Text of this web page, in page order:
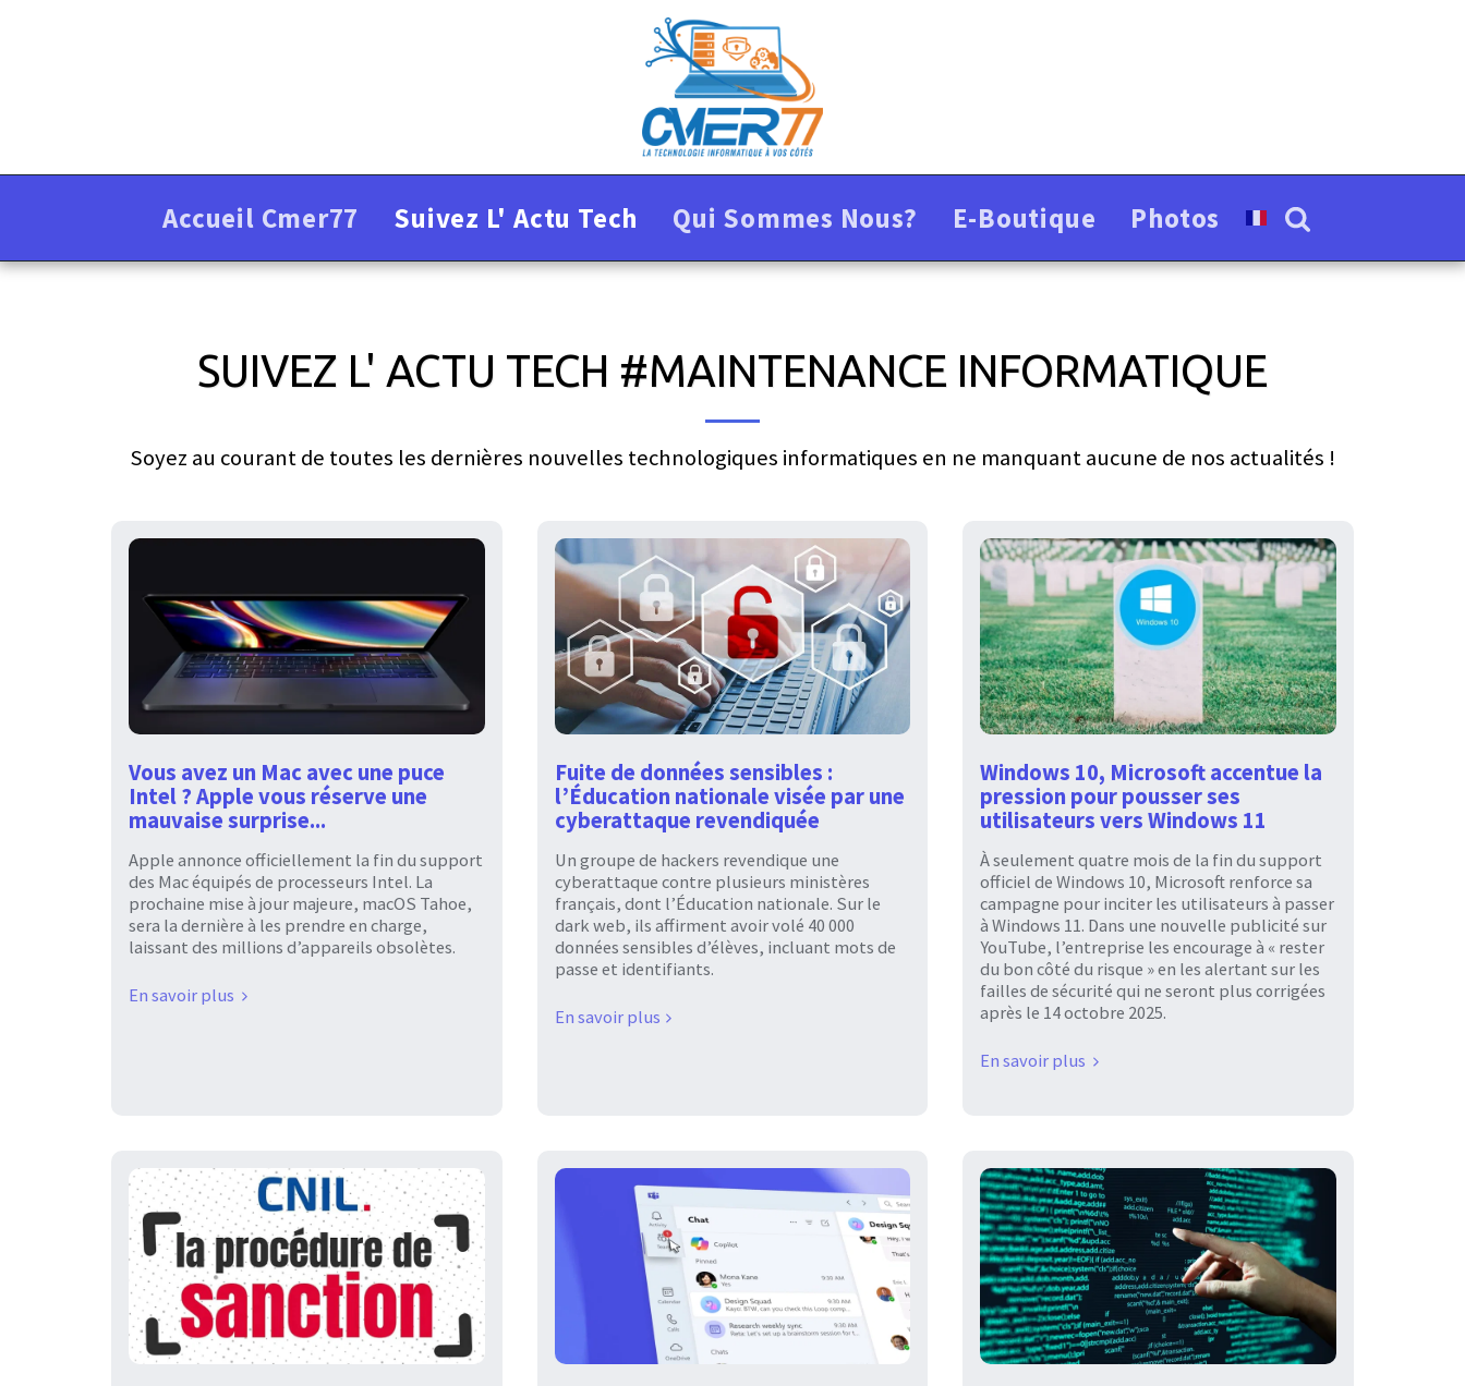
Accueil Cmer77 Suivez L' Actu Tech Qui Sommes Nous? E-Boutique Photos
SUIVEZ L' ACTU TECH #MAINTENANCE INFORMATIQUE
Soyez au courant de toutes les dernières nouvelles technologiques informatiques en ne manquant aucune de nos actualités !
Vous avez un Mac avec une puce
Intel ? Apple vous réserve une
mauvaise surprise...
Apple annonce officiellement la fin du support
des Mac équipés de processeurs Intel. La
prochaine mise à jour majeure, macOS Tahoe,
sera la dernière à les prendre en charge,
laissant des millions d’appareils obsolètes.
En savoir plus
Fuite de données sensibles :
l’Éducation nationale visée par une
cyberattaque revendiquée
Un groupe de hackers revendique une
cyberattaque contre plusieurs ministères
français, dont l’Éducation nationale. Sur le
dark web, ils affirment avoir volé 40 000
données sensibles d’élèves, incluant mots de
passe et identifiants.
En savoir plus
Windows 10, Microsoft accentue la
pression pour pousser ses
utilisateurs vers Windows 11
À seulement quatre mois de la fin du support
officiel de Windows 10, Microsoft renforce sa
campagne pour inciter les utilisateurs à passer
à Windows 11. Dans une nouvelle publicité sur
YouTube, l’entreprise les encourage à « rester
du bon côté du risque » en les alertant sur les
failles de sécurité qui ne seront plus corrigées
après le 14 octobre 2025.
En savoir plus